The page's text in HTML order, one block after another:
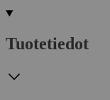
Tuotetiedot